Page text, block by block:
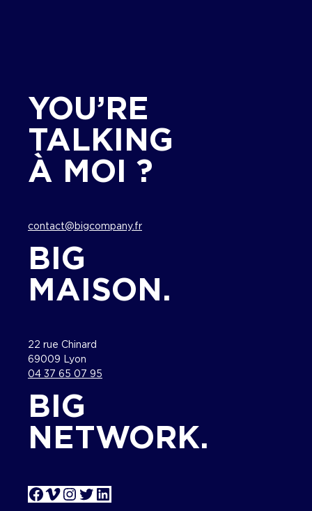
YOU’RE
TALKING
À MOI ?
contact@bigcompany.fr
BIG
MAISON.
22 rue Chinard
69009 Lyon
04 37 65 07 95
BIG
NETWORK.
Facebook Vimeo Instagram Twitter LinkedIn